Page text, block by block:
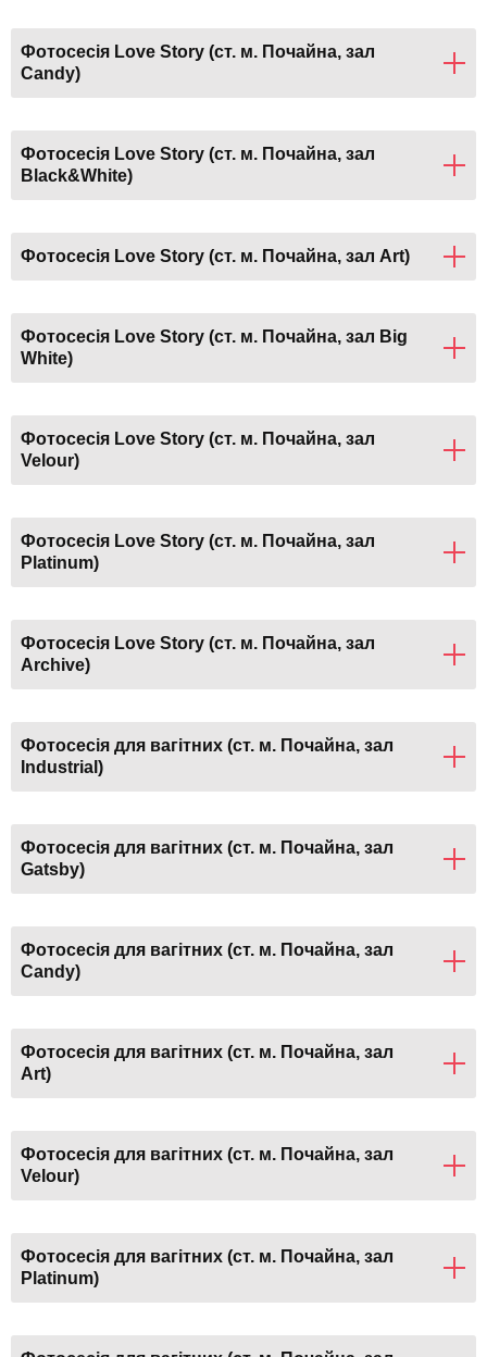
Фотосесія Love Story (ст. м. Почайна, зал
Candy)
Фотосесія Love Story (ст. м. Почайна, зал
Black&White)
Фотосесія Love Story (ст. м. Почайна, зал Art)
Фотосесія Love Story (ст. м. Почайна, зал Big
White)
Фотосесія Love Story (ст. м. Почайна, зал
Velour)
Фотосесія Love Story (ст. м. Почайна, зал
Platinum)
Фотосесія Love Story (ст. м. Почайна, зал
Archive)
Фотосесія для вагітних (ст. м. Почайна, зал
Industrial)
Фотосесія для вагітних (ст. м. Почайна, зал
Gatsby)
Фотосесія для вагітних (ст. м. Почайна, зал
Candy)
Фотосесія для вагітних (ст. м. Почайна, зал
Art)
Фотосесія для вагітних (ст. м. Почайна, зал
Velour)
Фотосесія для вагітних (ст. м. Почайна, зал
Platinum)